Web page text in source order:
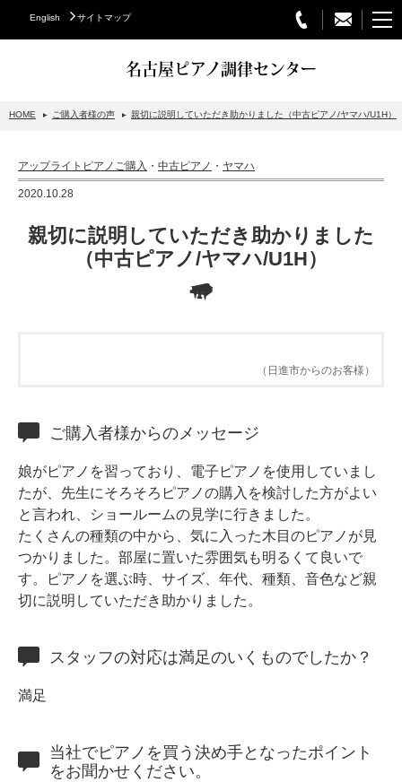
English サイトマップ
名古屋ピアノ調律センター
スタインウェイについて
アップライトピアノ
ホフマンアップライトピアノ
中古ピアノ
修理
タッチ・音色の調整
ピアノレンタル
HOME ご購入者様の声 親切に説明していただき助かりました（中古ピアノ/ヤマハ/U1H）
アップライトピアノご購入 ・ 中古ピアノ ・ ヤマハ
2020.10.28
親切に説明していただき助かりました
（中古ピアノ/ヤマハ/U1H）
（日進市からのお客様）
ご購入者様からのメッセージ
娘がピアノを習っており、電子ピアノを使用していまし
たが、先生にそろそろピアノの購入を検討した方がよい
と言われ、ショールームの見学に行きました。
たくさんの種類の中から、気に入った木目のピアノが見
つかりました。部屋に置いた雰囲気も明るくて良いで
す。ピアノを選ぶ時、サイズ、年代、種類、音色など親
切に説明していただき助かりました。
スタッフの対応は満足のいくものでしたか？
満足
当社でピアノを買う決め手となったポイント
をお聞かせください。